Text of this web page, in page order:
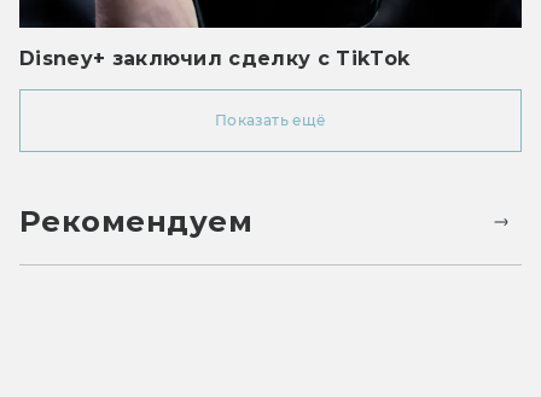
Disney+ заключил сделку с TikTok
Показать ещё
Рекомендуем